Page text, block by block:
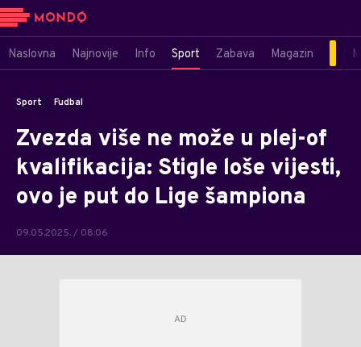
Naslovna Najnovije Info Sport Zabava Magazin
Sport Fudbal
Zvezda više ne može u plej-of
kvalifikacija: Stigle loše vijesti,
ovo je put do Lige šampiona
09.05.2025. / 08:06